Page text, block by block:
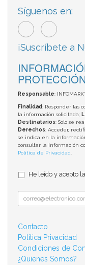
Síguenos en:
¡Suscríbete a
Responsable:
Finalidad: Responder las
la información solicitada;
Destinatarios: Solo se
Derechos: Acceder,
se indica en la
consultar la información
Política de Privacidad
He leído y acepto la
Contacto
Política Privacidad
Condiciones de
¿Quienes Somos?